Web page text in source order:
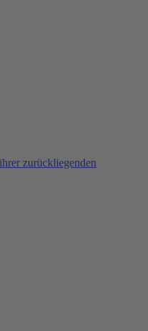
zurückliegenden